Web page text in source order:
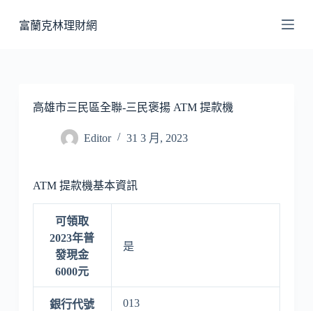
至
富蘭克林理財網
高雄市三民區全聯-三民褒揚 ATM 提款機
Editor 31 3 月, 2023
ATM 提款機基本資訊
可領取
2023年普
發現金
6000元
是
銀行代號 013